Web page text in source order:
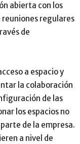
abierta con los
regulares
de
a espacio y
la colaboración
de las
los espacios no
de la empresa.
a nivel de